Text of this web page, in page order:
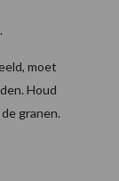
moet
Houd
granen.